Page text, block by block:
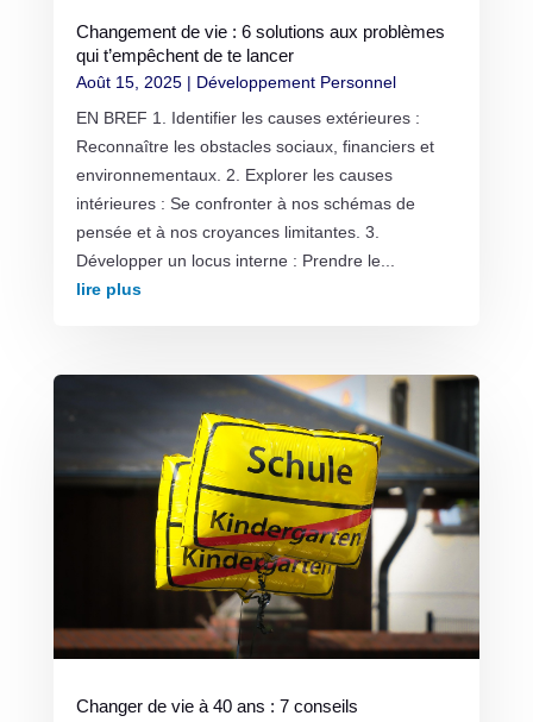
Changement de vie : 6 solutions aux problèmes
qui t’empêchent de te lancer
Août 15, 2025| Développement Personnel
EN BREF 1. Identifier les causes extérieures :
Reconnaître les obstacles sociaux, financiers et
environnementaux. 2. Explorer les causes
intérieures : Se confronter à nos schémas de
pensée et à nos croyances limitantes. 3.
Développer un locus interne : Prendre le...
lire plus
Changer de vie à 40 ans : 7 conseils